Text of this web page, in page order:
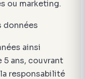
ou marketing.
données
ainsi
ans, couvrant
responsabilité